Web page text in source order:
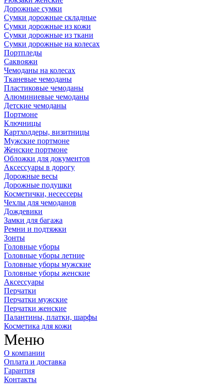
Дорожные сумки
Сумки дорожные складные
Сумки дорожные из кожи
Сумки дорожные из ткани
Сумки дорожные на колесах
Портпледы
Саквояжи
Чемоданы на колесах
Тканевые чемоданы
Пластиковые чемоданы
Алюминиевые чемоданы
Детские чемоданы
Портмоне
Ключницы
Картхолдеры, визитницы
Мужские портмоне
Женские портмоне
Обложки для документов
Аксессуары в дорогу
Дорожные весы
Дорожные подушки
Косметички, несессеры
Чехлы для чемоданов
Дождевики
Замки для багажа
Ремни и подтяжки
Зонты
Головные уборы
Головные уборы летние
Головные уборы мужские
Головные уборы женские
Аксессуары
Перчатки
Перчатки мужские
Перчатки женские
Палантины, платки, шарфы
Косметика для кожи
Меню
О компании
Оплата и доставка
Гарантия
Контакты